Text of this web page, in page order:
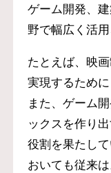
ゲーム開発、
野で幅広く活用
たとえば、映
実現するため
また、ゲーム
ックスを作り
役割を果たし
おいても従来